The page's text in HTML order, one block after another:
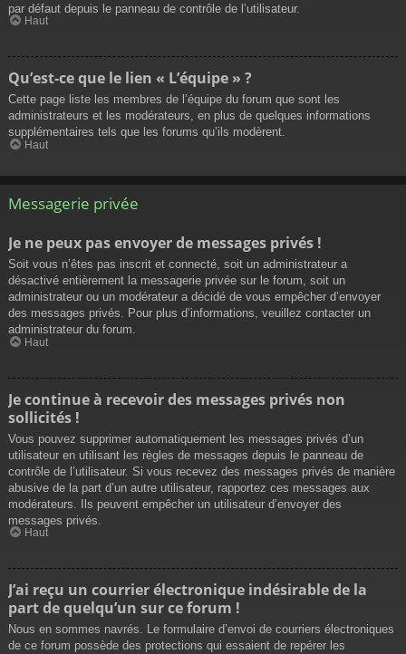
par défaut depuis le panneau de contrôle de l’utilisateur.
Haut
Qu’est-ce que le lien « L’équipe » ?
Cette page liste les membres de l’équipe du forum que sont les
administrateurs et les modérateurs, en plus de quelques informations
supplémentaires tels que les forums qu’ils modèrent.
Haut
Messagerie privée
Je ne peux pas envoyer de messages privés !
Soit vous n’êtes pas inscrit et connecté, soit un administrateur a
désactivé entièrement la messagerie privée sur le forum, soit un
administrateur ou un modérateur a décidé de vous empêcher d’envoyer
des messages privés. Pour plus d’informations, veuillez contacter un
administrateur du forum.
Haut
Je continue à recevoir des messages privés non
sollicités !
Vous pouvez supprimer automatiquement les messages privés d’un
utilisateur en utilisant les règles de messages depuis le panneau de
contrôle de l’utilisateur. Si vous recevez des messages privés de manière
abusive de la part d’un autre utilisateur, rapportez ces messages aux
modérateurs. Ils peuvent empêcher un utilisateur d’envoyer des
messages privés.
Haut
J’ai reçu un courrier électronique indésirable de la
part de quelqu’un sur ce forum !
Nous en sommes navrés. Le formulaire d’envoi de courriers électroniques
de ce forum possède des protections qui essaient de repérer les